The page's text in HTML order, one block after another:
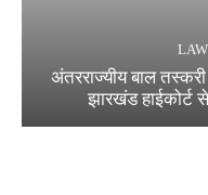
अंतरराज्यीय बाल
झारखंड हाईकोर्ट